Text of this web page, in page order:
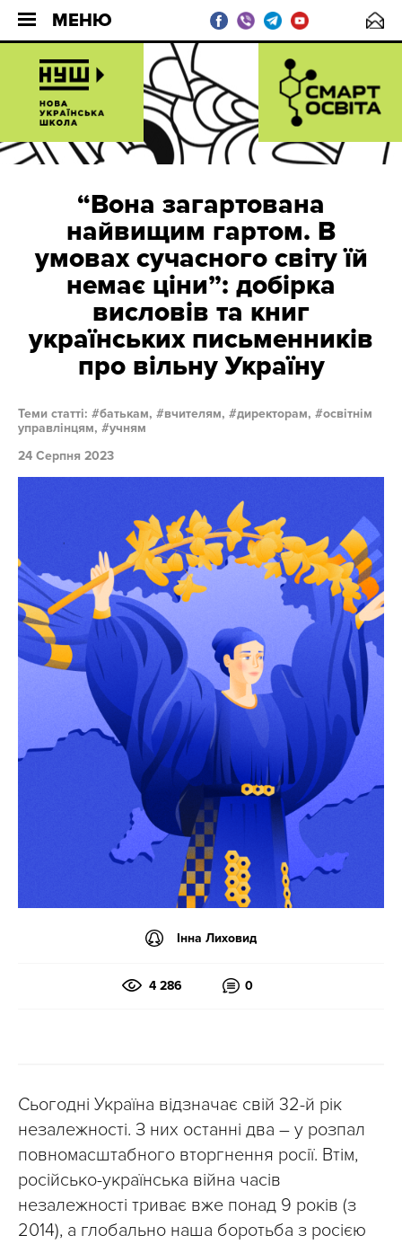
МЕНЮ
“Вона загартована
найвищим гартом. В
умовах сучасного світу їй
немає ціни”: добірка
висловів та книг
українських письменників
про вільну Україну
Теми статті: батькам, вчителям, директорам,
освітнім
управлінцям,
учням
24 Серпня 2023
Інна Лиховид
4 286 0
Сьогодні Україна відзначає свій 32-й рік
незалежності. З них останні два – у розпал
повномасштабного вторгнення росії. Втім,
російсько-українська війна часів
незалежності триває вже понад 9 років (з
2014), а глобально наша боротьба з росією